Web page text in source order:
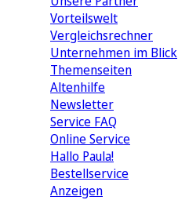
Vorteilswelt
Vergleichsrechner
Unternehmen im Blick
Themenseiten
Altenhilfe
Newsletter
Service FAQ
Online Service
Hallo Paula!
Bestellservice
Anzeigen